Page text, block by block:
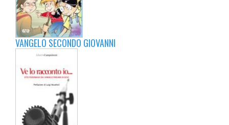
VANGELO SECONDO GIOVANNI